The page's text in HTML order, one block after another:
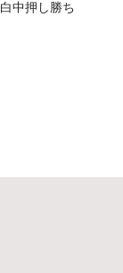
白中押し勝ち